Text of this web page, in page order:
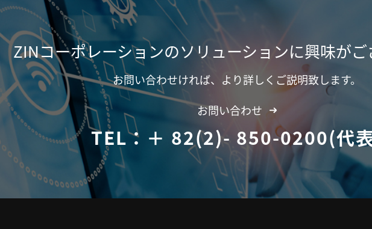
ZINコーポレーションのソリューションに興味が
お問い合わせければ、より詳しくご説明致します。
お問い合わせ
TEL：＋ 82(2)- 850-0200(代